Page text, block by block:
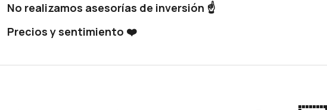
No realizamos asesorías de inversión ☝️
Precios y sentimiento ❤️